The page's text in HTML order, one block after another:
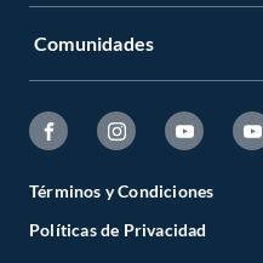
Comunidades
Términos y Condiciones
Políticas de Privacidad